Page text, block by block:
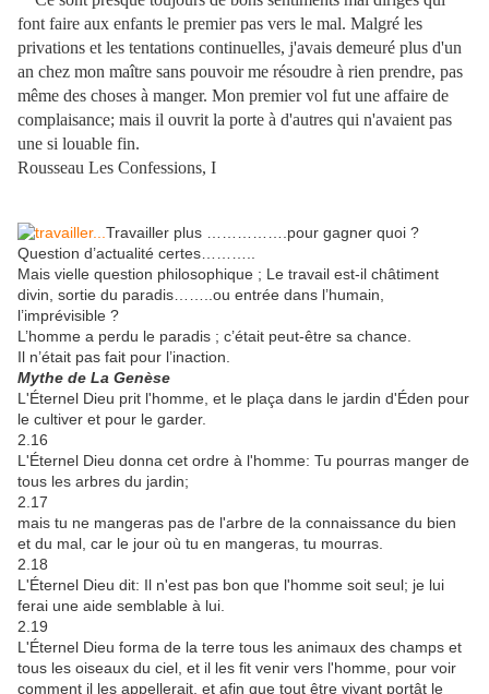
font faire aux enfants le premier pas vers le mal. Malgré les
privations et les tentations continuelles, j'avais demeuré plus d'un
an chez mon maître sans pouvoir me résoudre à rien prendre, pas
même des choses à manger. Mon premier vol fut une affaire de
complaisance; mais il ouvrit la porte à d'autres qui n'avaient pas
une si louable fin.
Rousseau Les Confessions, I
Travailler plus …………….pour gagner quoi ?
Question d’actualité certes………..
Mais vielle question philosophique ; Le travail est-il châtiment
divin, sortie du paradis……..ou entrée dans l’humain,
l’imprévisible ?
L’homme a perdu le paradis ; c’était peut-être sa chance.
Il n’était pas fait pour l’inaction.
Mythe de La Genèse
L'Éternel Dieu prit l'homme, et le plaça dans le jardin d'Éden pour
le cultiver et pour le garder.
2.16
L'Éternel Dieu donna cet ordre à l'homme: Tu pourras manger de
tous les arbres du jardin;
2.17
mais tu ne mangeras pas de l'arbre de la connaissance du bien
et du mal, car le jour où tu en mangeras, tu mourras.
2.18
L'Éternel Dieu dit: Il n'est pas bon que l'homme soit seul; je lui
ferai une aide semblable à lui.
2.19
L'Éternel Dieu forma de la terre tous les animaux des champs et
tous les oiseaux du ciel, et il les fit venir vers l'homme, pour voir
comment il les appellerait, et afin que tout être vivant portât le